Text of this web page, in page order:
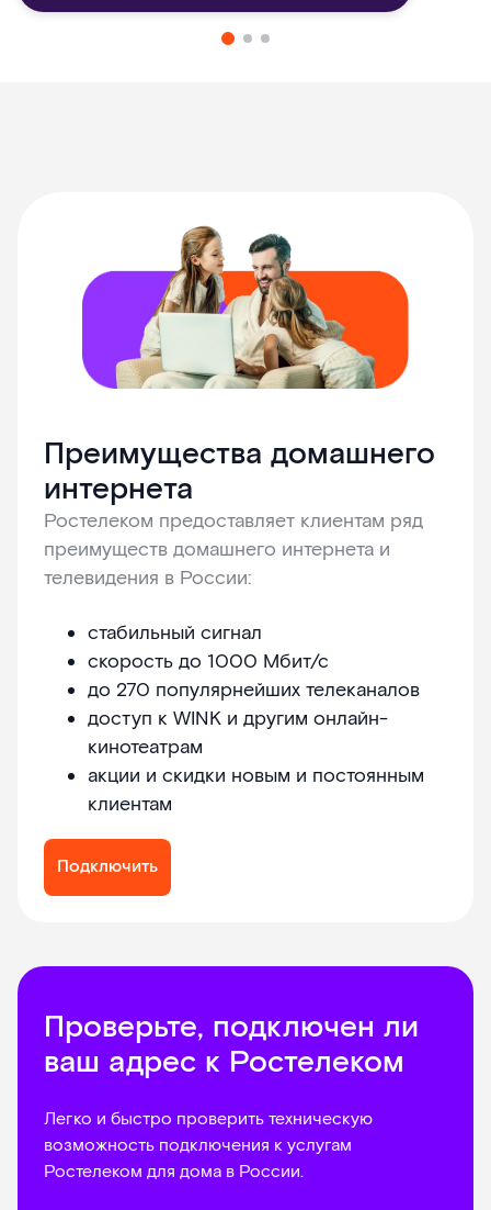
Преимущества домашнего
интернета
Ростелеком предоставляет клиентам ряд
преимуществ домашнего интернета и
телевидения в России:
стабильный сигнал
скорость до 1000 Мбит/с
до 270 популярнейших телеканалов
доступ к WINK и другим онлайн-
кинотеатрам
акции и скидки новым и постоянным
клиентам
Подключить
Проверьте, подключен ли
ваш адрес к Ростелеком
Легко и быстро проверить техническую
возможность подключения к услугам
Ростелеком для дома в России.